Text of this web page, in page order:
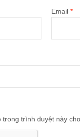
Email *
trình duyệt này